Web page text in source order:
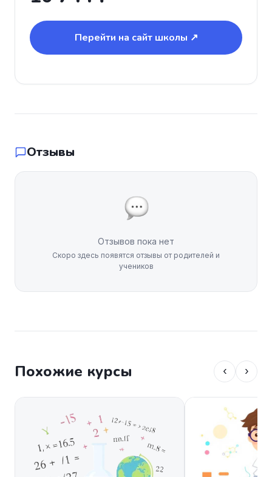
Перейти на сайт школы ↗
Отзывы
Отзывов пока нет
Скоро здесь появятся отзывы от родителей и
учеников
Похожие курсы ‹ ›